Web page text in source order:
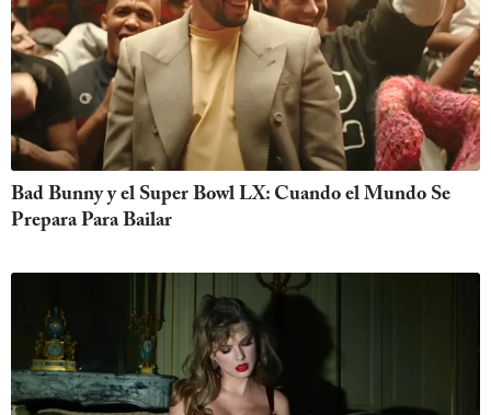
Bad Bunny y el Super Bowl LX: Cuando el Mundo Se
Prepara Para Bailar